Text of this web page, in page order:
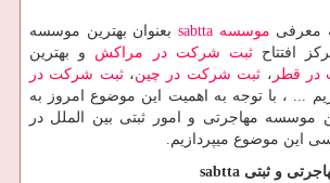
معرفی موسسه sabtta بعنوان بهترین موسسه
افتتاح ثبت شرکت در مراکش و بهترین
قطر ، ثبت شرکت در چین،ثبت شرکت در
... ، با توجه به اهمیت این موضوع امروز به
موسسه مهاجرتی و امور ثبتی بین الملل در
این موضوع میپردازیم.
و ثبتی sabtta